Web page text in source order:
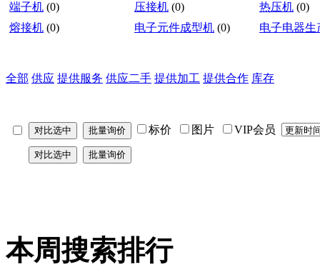
端子机 (0) 压接机 (0) 热压机 (0)
熔接机 (0) 电子元件成型机 (0) 电子电器生
全部 供应 提供服务 供应二手 提供加工 提供合作 库存
标价 图片 VIP会员
本周搜索排行